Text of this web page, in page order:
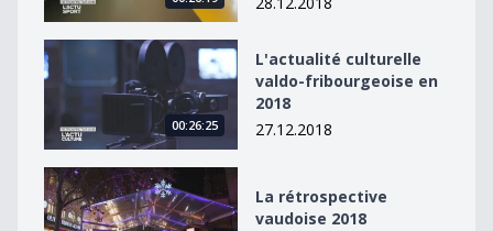
L&#039;actualité culturelle valdo-fribourgeoise en
00:26:25
L'actualité culturelle
valdo-fribourgeoise en
2018
27.12.2018
La rétrospective vaudoise 2018
La rétrospective
vaudoise 2018